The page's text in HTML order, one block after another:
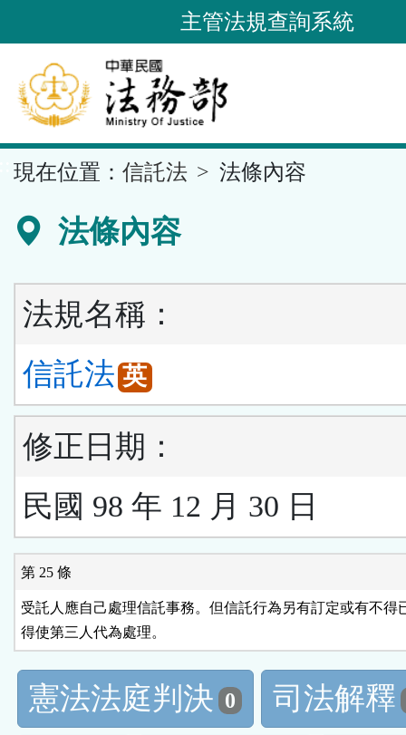
到
要
內
容
區
主管法規查詢系統
現在位置： 信託法 法條內容
法條內容
法規名稱：
信託法 英
修正日期：
民國 98 年 12 月 30 日
第 25 條
受託人應自己處理信託事務。但信託行為另有訂定或有不得
得使第三人代為處理。
憲法法庭判決 0
司法解釋